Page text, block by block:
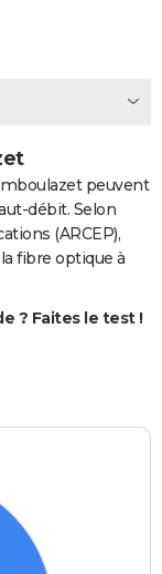
peuvent
débit. Selon
(ARCEP),
fibre optique à
? Faites le test !